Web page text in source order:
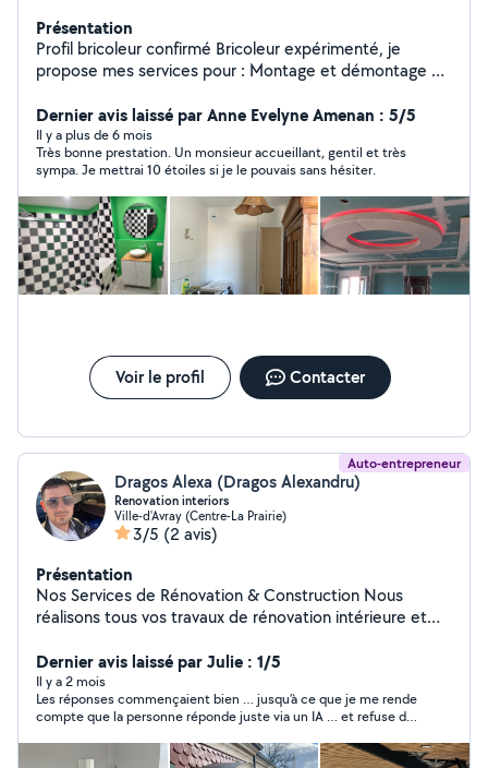
Présentation
Profil bricoleur confirmé Bricoleur expérimenté, je
propose mes services pour : Montage et démontage de
Réparations simples Travail propre et efficace, matériel
fourni si besoin. Disponible en semaine et week-end.
Dernier avis laissé par Anne Evelyne Amenan : 5/5
Il y a plus de 6 mois
Très bonne prestation. Un monsieur accueillant, gentil et très
sympa. Je mettrai 10 étoiles si je le pouvais sans hésiter.
Voir le profil Contacter
Auto-entrepreneur
Dragos Alexa (Dragos Alexandru)
Renovation interiors
Ville-d'Avray (Centre-La Prairie)
3/5 (2 avis)
Présentation
Nos Services de Rénovation & Construction Nous
réalisons tous vos travaux de rénovation intérieure et
Intérieur * Pose de placo (cloisons, faux plafonds,
isolation) * Peinture intérieure et décoration * Pose de
carrelage et faïence * Parquet flottant et stratifié *
Rénovation complète de salle de bain * Montage et
pose de cuisine * Enduit, ponçage et finitions *
Dernier avis laissé par Julie : 1/5
Il y a 2 mois
Les réponses commençaient bien … jusqu’à ce que je me rende
compte que la personne réponde juste via un IA … et refuse de
partir du moment où j’ai demandé son numéro -> plus aucune